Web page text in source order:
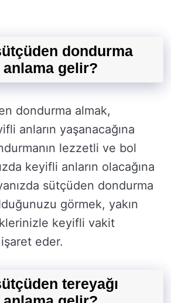
dondurma
gelir?
dondurma almak,
anların yaşanacağına
lezzetli ve bol
keyifli anların olacağına
sütçüden dondurma
görmek, yakın
keyifli vakit
eder.
tereyağı